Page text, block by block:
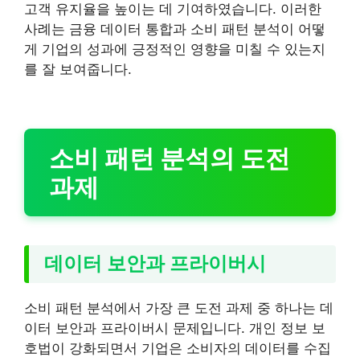
고객 유지율을 높이는 데 기여하였습니다. 이러한
사례는 금융 데이터 통합과 소비 패턴 분석이 어떻
게 기업의 성과에 긍정적인 영향을 미칠 수 있는지
를 잘 보여줍니다.
소비 패턴 분석의 도전
과제
데이터 보안과 프라이버시
소비 패턴 분석에서 가장 큰 도전 과제 중 하나는 데
이터 보안과 프라이버시 문제입니다. 개인 정보 보
호법이 강화되면서 기업은 소비자의 데이터를 수집